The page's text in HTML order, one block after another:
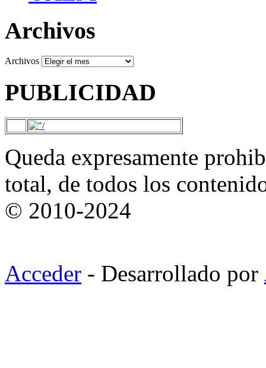
Archivos
Archivos
PUBLICIDAD
Queda expresamente
total, de todos los
© 2010-2024
Acceder - Desarrollado por